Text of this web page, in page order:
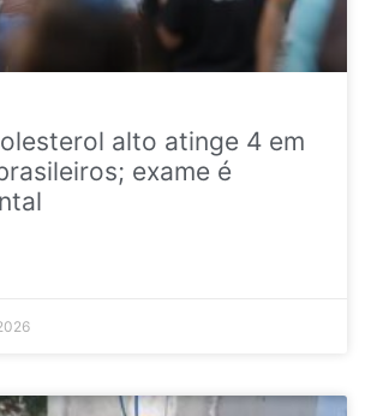
alto atinge 4 em
exame é